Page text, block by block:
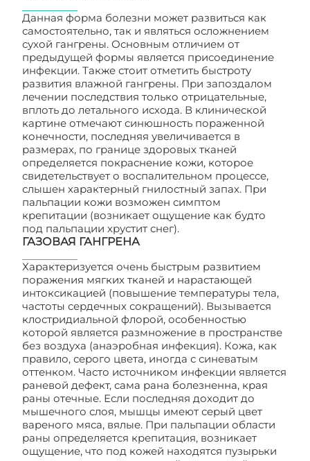
Данная форма болезни может развиться как
самостоятельно, так и являться осложнением
сухой гангрены. Основным отличием от
предыдущей формы является присоединение
инфекции. Также стоит отметить быстроту
развития влажной гангрены. При запоздалом
лечении последствия только отрицательные,
вплоть до летального исхода. В клинической
картине отмечают синюшность пораженной
конечности, последняя увеличивается в
размерах, по границе здоровых тканей
определяется покраснение кожи, которое
свидетельствует о воспалительном процессе,
слышен характерный гнилостный запах. При
пальпации кожи возможен симптом
крепитации (возникает ощущение как будто
под пальпации хрустит снег).
ГАЗОВАЯ ГАНГРЕНА
Характеризуется очень быстрым развитием
поражения мягких тканей и нарастающей
интоксикацией (повышение температуры тела,
частоты сердечных сокращений). Вызывается
клостридиальной флорой, особенностью
которой является размножение в пространстве
без воздуха (анаэробная инфекция). Кожа, как
правило, серого цвета, иногда с синеватым
оттенком. Часто источником инфекции является
раневой дефект, сама рана болезненна, края
раны отечные. Если последняя доходит до
мышечного слоя, мышцы имеют серый цвет
вареного мяса, вялые. При пальпации области
раны определяется крепитация, возникает
ощущение, что под кожей находятся пузырьки